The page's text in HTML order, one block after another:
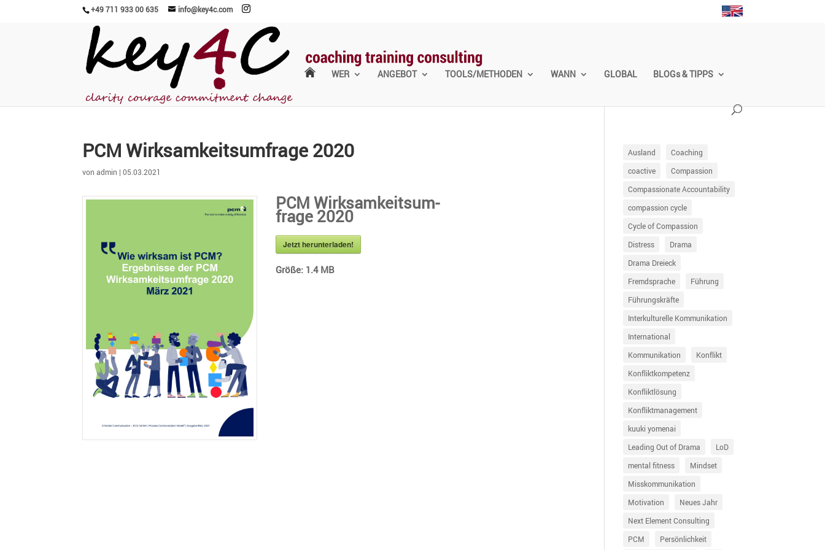
+49 711 933 00 635 info@key4c.com
WER ANGEBOT TOOLS/METHODEN WANN GLOBAL BLOGs & TIPPS
PCM Wirksam­keits­um­frage 2020
vonadmin |05.03.2021
PCM Wirksam­keits­um­
frage 2020
Jetzt herun­ter­laden!
Größe: 1.4 MB
Ausland
Coaching
coactive
Compassion
Compassionate Accountability
compassion cycle
Cycle of Compassion
Distress
Drama
Drama Dreieck
Fremdsprache
Führung
Führungskräfte
Interkulturelle Kommunikation
International
Kommunikation
Konflikt
Konfliktkompetenz
Konfliktlösung
Konfliktmanagement
kuuki yomenai
Leading Out of Drama
LoD
mental fitness
Mindset
Misskommunikation
Motivation
Neues Jahr
Next Element Consulting
PCM
Persönlichkeit